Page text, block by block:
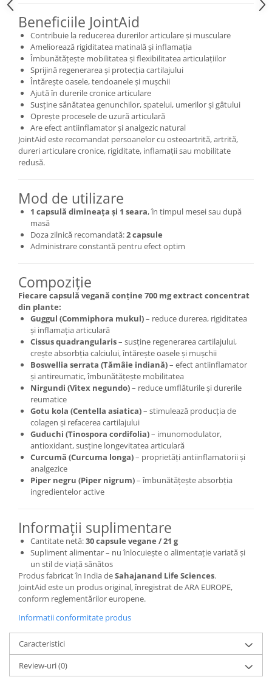
Vitamina K
Zinc
Cătină
Chlorella
Colina
Electroliti
Produse Apicole
Cacao
Beneficiile JointAid
Contribuie la reducerea durerilor articulare și musculare
Ameliorează rigiditatea matinală și inflamația
Îmbunătățește mobilitatea și flexibilitatea articulațiilor
Sprijină regenerarea și protecția cartilajului
Întărește oasele, tendoanele și mușchii
Ajută în durerile cronice articulare
Susține sănătatea genunchilor, spatelui, umerilor și gâtului
Oprește procesele de uzură articulară
Are efect antiinflamator și analgezic natural
JointAid este recomandat persoanelor cu osteoartrită, artrită,
dureri articulare cronice, rigiditate, inflamații sau mobilitate
redusă.
Mod de utilizare
1 capsulă dimineața și 1 seara, în timpul mesei sau după
masă
Doza zilnică recomandată:2 capsule
Administrare constantă pentru efect optim
Compoziție
Fiecare capsulă vegană conține 700 mg extract concentrat
din plante:
Guggul (Commiphora mukul)– reduce durerea, rigiditatea
și inflamația articulară
Cissus quadrangularis– susține regenerarea cartilajului,
crește absorbția calciului, întărește oasele și mușchii
Boswellia serrata (Tămâie indiană)– efect antiinflamator
și antireumatic, îmbunătățește mobilitatea
Nirgundi (Vitex negundo)– reduce umflăturile și durerile
reumatice
Gotu kola (Centella asiatica)– stimulează producția de
colagen și refacerea cartilajului
Guduchi (Tinospora cordifolia)– imunomodulator,
antioxidant, susține longevitatea articulară
Curcumă (Curcuma longa)– proprietăți antiinflamatorii și
analgezice
Piper negru (Piper nigrum)– îmbunătățește absorbția
ingredientelor active
Informații suplimentare
Cantitate netă:30 capsule vegane / 21 g
Supliment alimentar – nu înlocuiește o alimentație variată și
un stil de viață sănătos
Produs fabricat în India deSahajanand Life Sciences.
JointAid este un produs original, înregistrat de ARA EUROPE,
conform reglementărilor europene.
Informatii conformitate produs
Caracteristici
Review-uri(0)